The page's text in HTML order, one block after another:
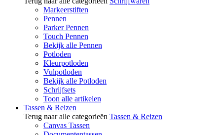
Markeerstiften
Pennen
Parker Pennen
Touch Pennen
Bekijk alle Pennen
Potloden
Kleurpotloden
Vulpotloden
Bekijk alle Potloden
Schrijfsets
Toon alle artikelen
Tassen & Reizen
Terug naar alle categorieën Tassen & Reizen
Canvas Tassen